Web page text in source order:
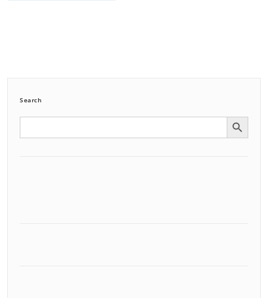
Search
Search Search Button